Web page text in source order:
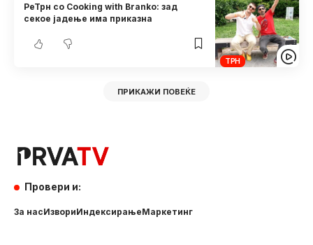
ТРН
РеТрн со Cooking with Branko: зад
секое јадење има приказна
ПРИКАЖИ ПОВЕЌЕ
Провери и:
За насИзвориИндексирањеМаркетинг